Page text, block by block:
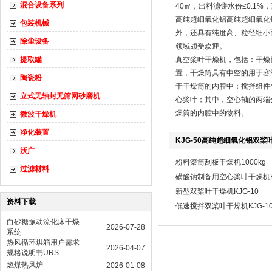
混合设备系列
包装机械
除尘设备
提取罐
陶瓷粉
立式无轴封无筛网砂磨机
微波干燥机
净化装置
沃广
过滤材料
资料下载
白砂糖振动流化床干燥
系统
2026-07-28
热风循环烘箱用户需求
规格说明书URS
2026-04-07
燃煤热风炉
2026-01-08
40㎡，出料滤饼水份≤0.1%
高纯超细氧化铝高纯超细氧
外，还具有纯度高、粒径细
领域颇受欢迎。
真空桨叶干燥机，包括：干
置，干燥筒具有中空的用于
于干燥筒的内腔中；搅拌组
心桨叶；其中，空心轴的两
燥筒的内腔中的物料。
KJG-50高纯超细氧化铝双桨
粉料滚筒刮板干燥机1000kg
磺酸钠制备用空心桨叶干燥
新型双桨叶干燥机KJG-10
低速搅拌双桨叶干燥机KJG-